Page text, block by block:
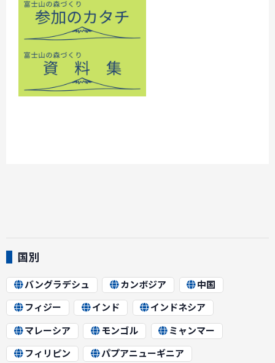
国別
バングラデシュ カンボジア
中国
フィジー
インド
インドネシア
マレーシア
モンゴル
ミャンマー
フィリピン
パプアニューギニア